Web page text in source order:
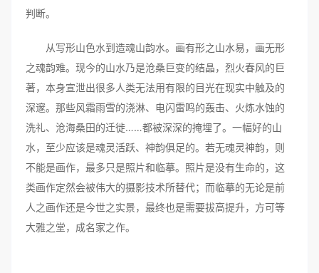
判断。
从写形山色水到造魂山韵水。画有形之山水易，画无形
之魂韵难。现今的山水乃是沧桑巨变的结晶，烈火春风的巨
著，本身宣泄出很多人类无法用有限的目光在现实中触及的
深邃。那些风霜雨雪的浇淋、电闪雷鸣的轰击、火炼水蚀的
洗礼、沧海桑田的迁徙……都被深深的掩埋了。一幅好的山
水，至少应该是魂灵活跃、神韵俱足的。若无魂灵神韵，则
不能是画作，最多只是照片和临摹。照片是没有生命的，这
类画作定然会被伟大的摄影技术所替代；而临摹的无论是前
人之画作还是今世之实景，最终也是需要拔高提升，方可等
大雅之堂，成名家之作。